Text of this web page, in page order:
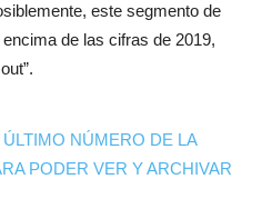
este segmento de
de las cifras de 2019,
NÚMERO DE LA
PODER VER Y ARCHIVAR